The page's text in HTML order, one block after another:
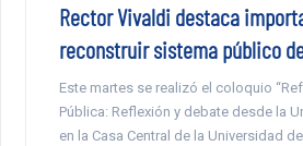
Rector Vivaldi destaca
reconstruir sistema público
Este martes se realizó el coloquio
Pública: Reflexión y debate desde la
en la Casa Central de la Universidad